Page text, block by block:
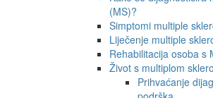
(MS)?
Simptomi multiple
Liječenje multiple
Rehabilitacija osoba s
Život s multiplom
Prihvaćanje